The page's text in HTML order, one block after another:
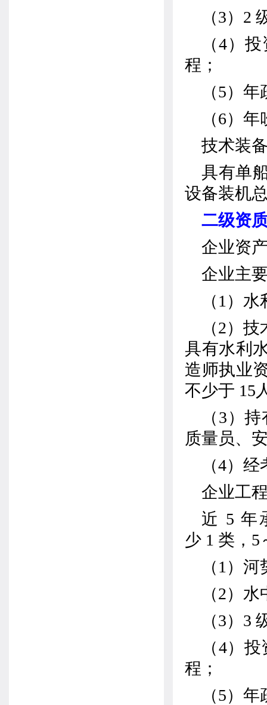
（3） 2
（4）
程；
（5）年
（6）年
技术装
具有单
设备装机
二级资
企业资
企业主
（1 ）水
（2）技
具有水利
造师执业
不少于 15
（3）
质量员、
（4）经
企业工
近 5 年
少 1 类， 5
（1 ）河
（2）水
（3） 3
（4）
程；
（5）年